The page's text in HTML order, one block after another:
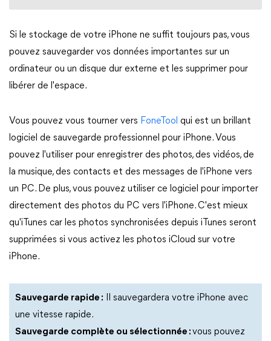
Si le stockage de votre iPhone ne suffit toujours pas, vous
pouvez sauvegarder vos données importantes sur un
ordinateur ou un disque dur externe et les supprimer pour
libérer de l'espace.
Vous pouvez vous tourner vers FoneTool qui est un brillant
logiciel de sauvegarde professionnel pour iPhone. Vous
pouvez l'utiliser pour enregistrer des photos, des vidéos, de
la musique, des contacts et des messages de l'iPhone vers
un PC. De plus, vous pouvez utiliser ce logiciel pour importer
directement des photos du PC vers l'iPhone. C'est mieux
qu'iTunes car les photos synchronisées depuis iTunes seront
supprimées si vous activez les photos iCloud sur votre
iPhone.
Sauvegarde rapide : Il sauvegardera votre iPhone avec
une vitesse rapide.
Sauvegarde complète ou sélectionnée :vous pouvez